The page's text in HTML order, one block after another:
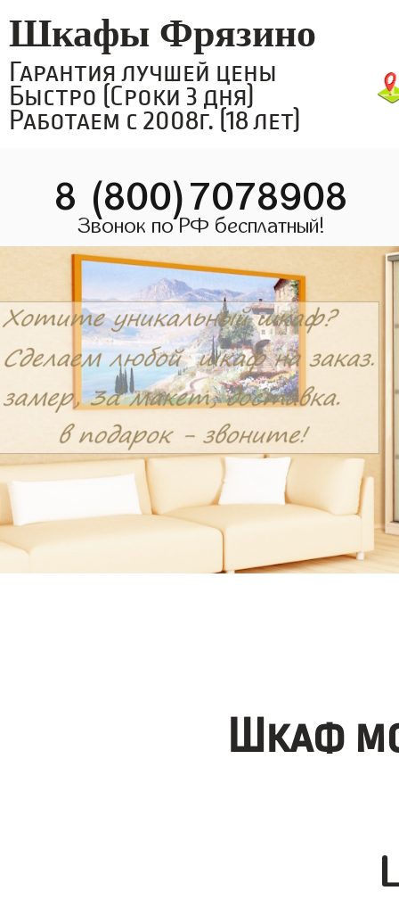
Шкафы Фрязино
Гарантия лучшей цены
Быстро (Сроки 3 дня)
Работаем с 2008г. (18 лет)
8 (800)7078908
Звонок по РФ бесплатный!
Шкаф